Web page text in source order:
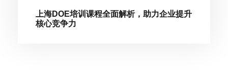
上海DOE培训课程全面解析，助力企业提升
核心竞争力